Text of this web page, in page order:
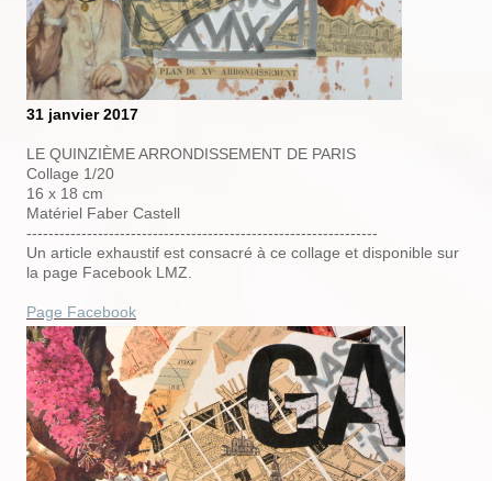
31 janvier 2017
LE QUINZIÈME ARRONDISSEMENT DE PARIS
Collage 1/20
16 x 18 cm
Matériel Faber Castell
----------------------------------------------------------------
Un article exhaustif est consacré à ce collage et disponible sur
la page Facebook LMZ.
Page Facebook